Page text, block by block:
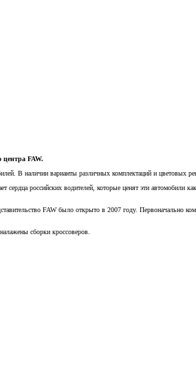
FAW.
В наличии варианты различных комплектаций и цветовых
российских водителей, которые ценят эти автомобили
FAW было открыто в 2007 году. Первоначально
сборки кроссоверов.